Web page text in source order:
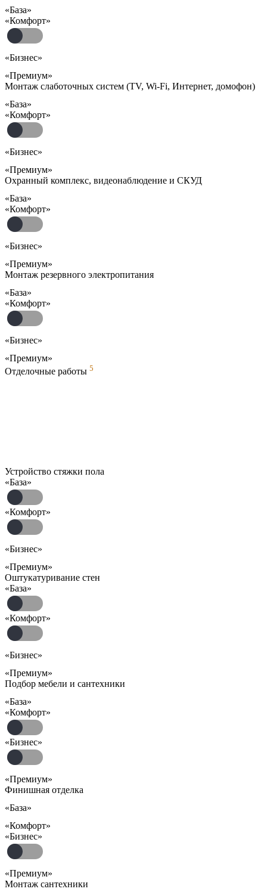
«База»
«Комфорт»
«Бизнес»
«Премиум»
Монтаж слаботочных систем (TV, Wi-Fi, Интернет, домофон)
«База»
«Комфорт»
«Бизнес»
«Премиум»
Охранный комплекс, видеонаблюдение и СКУД
«База»
«Комфорт»
«Бизнес»
«Премиум»
Монтаж резервного электропитания
«База»
«Комфорт»
«Бизнес»
«Премиум»
Отделочные работы 5
Устройство стяжки пола
«База»
«Комфорт»
«Бизнес»
«Премиум»
Оштукатуривание стен
«База»
«Комфорт»
«Бизнес»
«Премиум»
Подбор мебели и сантехники
«База»
«Комфорт»
«Бизнес»
«Премиум»
Финишная отделка
«База»
«Комфорт»
«Бизнес»
«Премиум»
Монтаж сантехники